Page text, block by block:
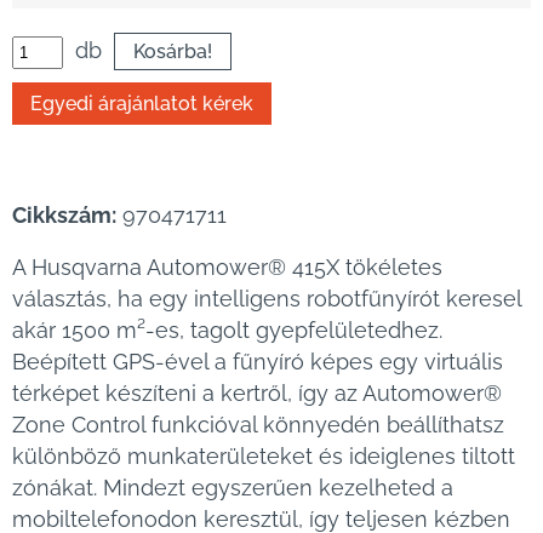
db
Cikkszám: 970471711
A Husqvarna Automower® 415X tökéletes
választás, ha egy intelligens robotfűnyírót keresel
akár 1500 m²-es, tagolt gyepfelületedhez.
Beépített GPS-ével a fűnyíró képes egy virtuális
térképet készíteni a kertről, így az Automower®
Zone Control funkcióval könnyedén beállíthatsz
különböző munkaterületeket és ideiglenes tiltott
zónákat. Mindezt egyszerűen kezelheted a
mobiltelefonodon keresztül, így teljesen kézben